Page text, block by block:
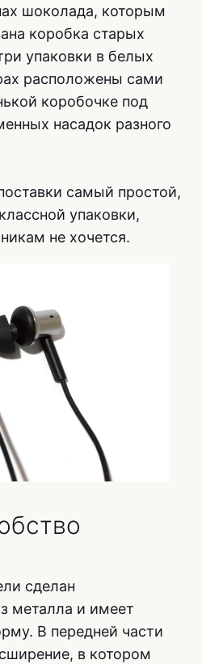
шоколада, которым
коробка старых
упаковки в белых
расположены сами
коробочке под
насадок разного
самый простой,
упаковки,
не хочется.
сделан
металла и имеет
В передней части
в котором